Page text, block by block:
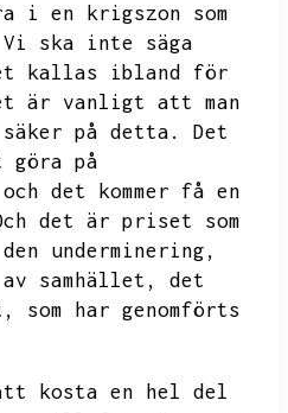
i en krigszon som
Vi ska inte säga
kallas ibland för
är vanligt att man
på detta.
Det
göra på
det kommer få en
det är priset som
underminering,
samhället,
det
som har genomförts
kosta en hel del